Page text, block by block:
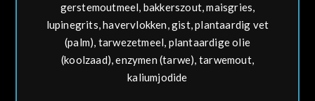
gerstemoutmeel, bakkerszout, maisgries,
lupinegrits,havervlokken, gist, plantaardig vet
(palm), tarwezetmeel, plantaardige olie
(koolzaad), enzymen (tarwe), tarwemout,
kaliumjodide